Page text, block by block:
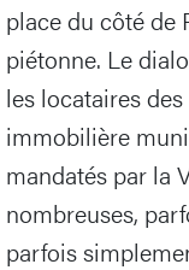
place du côté de
piétonne. Le
les locataires
immobilière
mandatés par la
nombreuses,
parfois